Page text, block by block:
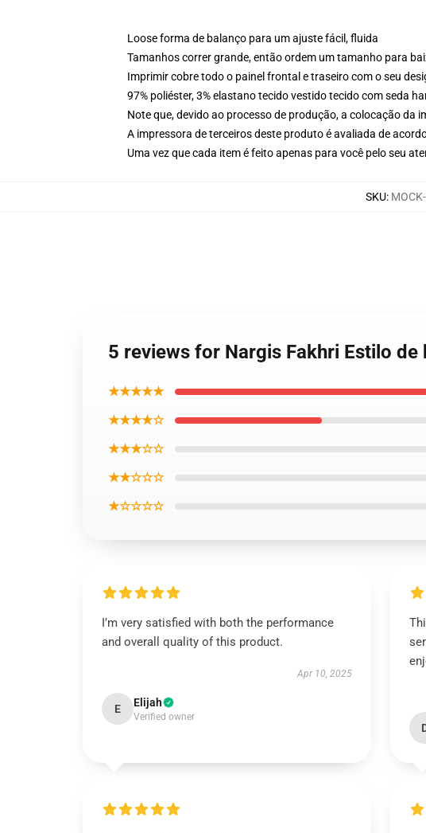
Loose forma de balanço para um ajuste fácil, fluida
Tamanhos correr grande, então ordem um tamanho para
Imprimir cobre todo o painel frontal e traseiro com o seu
97% poliéster, 3% elastano tecido vestido tecido com seda
Note que, devido ao processo de produção, a colocação da
A impressora de terceiros deste produto é avaliada de
Uma vez que cada item é feito apenas para você pelo seu
SKU:
5 reviews for Nargis Fakhri Estilo
★★★★★
★★★★☆
★★★☆☆
★★☆☆☆
★☆☆☆☆
I’m very satisfied with both the performance
and overall quality of this product.
Apr 10, 2025
E Elijah
Verified owner